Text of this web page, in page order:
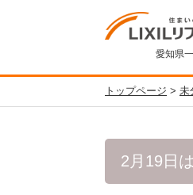
愛知県
トップページ > 未
2月19日